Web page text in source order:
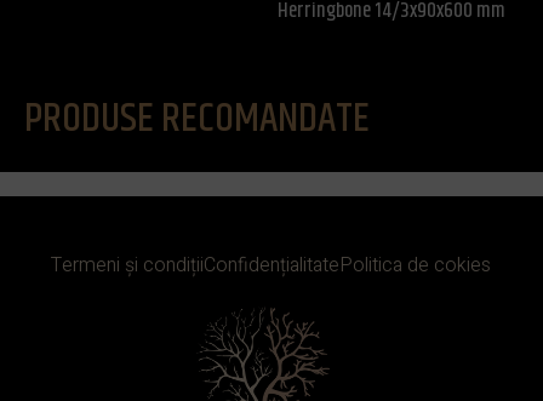
Herringbone 14/3x90x600 mm
PRODUSE RECOMANDATE
Termeni și condițiiConfidențialitatePolitica de cokies